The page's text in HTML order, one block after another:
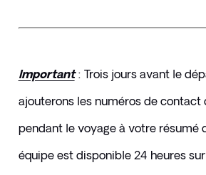
Important : Trois jours avant le
ajouterons les numéros de contact
pendant le voyage à votre résumé
équipe est disponible 24 heures